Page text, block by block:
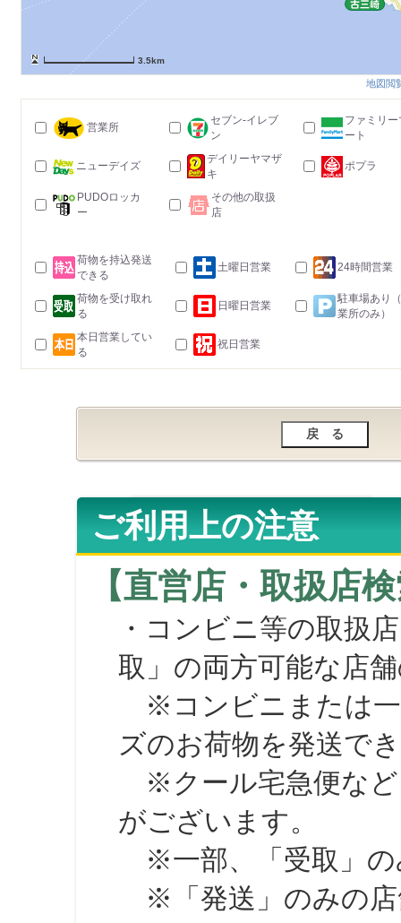
3.5km
地図閲
営業所
セブン-イレブ
ン
ファミリー
ート
ニューデイズ
デイリーヤマザ
キ
ポプラ
PUDOロッカ
ー
その他の取扱
店
荷物を持込発送
できる
土曜日営業 24時間営業
荷物を受け取れ
る
日曜日営業
駐車場あり
業所のみ）
本日営業してい
る
祝日営業
ご利用上の注意
【直営店・取扱店
・コンビニ等の取扱
取」の両方可能な店
※コンビニまたは一
ズのお荷物を発送で
※クール宅急便など
がございます。
※一部、「受取」の
※「発送」のみの店